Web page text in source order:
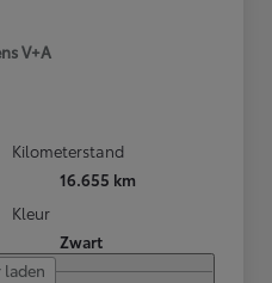
V+A
Kilometerstand
16.655 km
Kleur
Zwart
laden